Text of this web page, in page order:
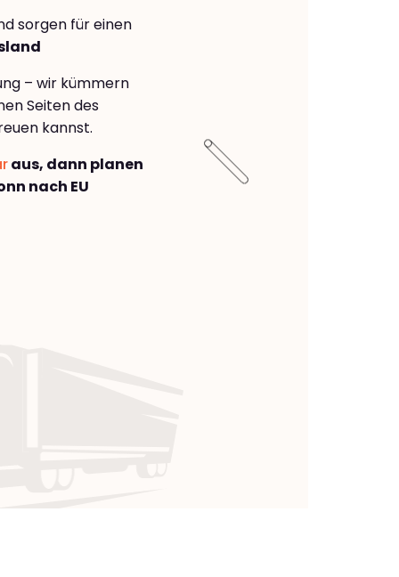
sorgen für einen
– wir kümmern
Seiten des
kannst.
aus, dann planen
nach EU